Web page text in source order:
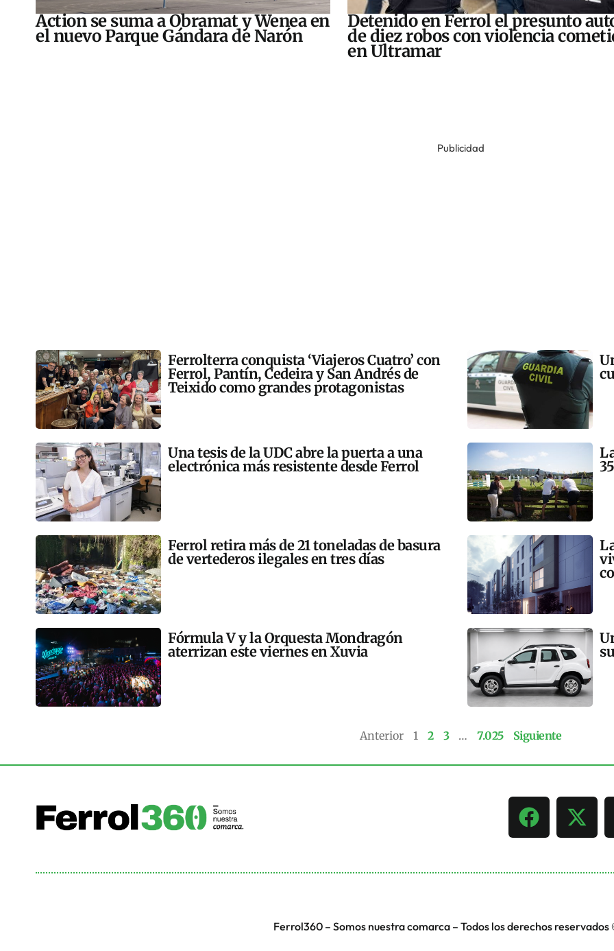
Action se suma a Obramat y Wenea en
el nuevo Parque Gándara de Narón
Detenido en Ferrol el presunto
de diez robos con violencia
en Ultramar
Publicidad
Ferrolterra conquista ‘Viajeros Cuatro’ con
Ferrol, Pantín, Cedeira y San Andrés de
Teixido como grandes protagonistas
Una tesis de la UDC abre la puerta a una
electrónica más resistente desde Ferrol
Ferrol retira más de 21 toneladas de basura
de vertederos ilegales en tres días
Fórmula V y la Orquesta Mondragón
aterrizan este viernes en Xuvia
Anterior 1 2 3 … 7.025 Siguiente
Ferrol360 – Somos nuestra comarca – Todos los derechos